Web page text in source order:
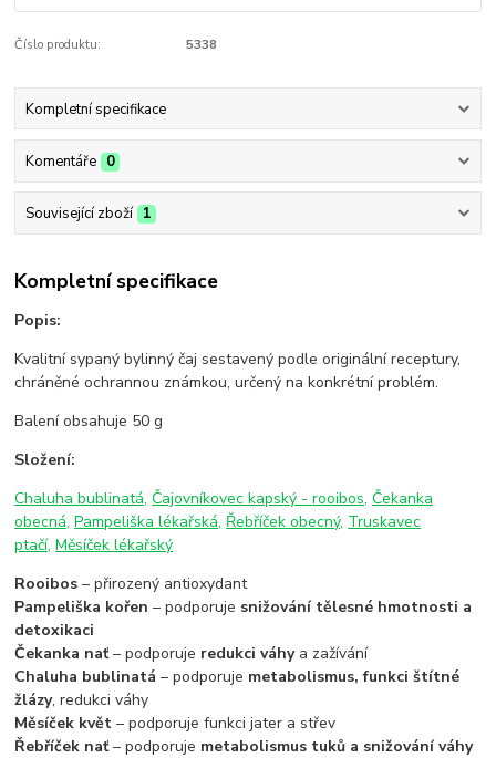
Číslo produktu: 5338
Kompletní specifikace
Komentáře 0
Související zboží 1
Kompletní specifikace
Popis:
Kvalitní sypaný bylinný čaj sestavený podle originální receptury,
chráněné ochrannou známkou, určený na konkrétní problém.
Balení obsahuje 50 g
Složení:
Chaluha bublinatá, Čajovníkovec kapský - rooibos, Čekanka
obecná, Pampeliška lékařská, Řebříček obecný, Truskavec
ptačí, Měsíček lékařský
Rooibos– přirozený antioxydant
Pampeliška kořen – podporuje snižování tělesné hmotnosti a
detoxikaci
Čekanka nať– podporuje redukci váhya zažívání
Chaluha bublinatá – podporuje metabolismus, funkci štítné
žlázy, redukci váhy
Měsíček květ – podporuje funkci jater a střev
Řebříček nať– podporuje metabolismus tuků a snižování váhy